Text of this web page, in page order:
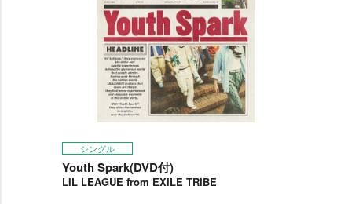
シングル
Youth Spark(DVD付)
LIL LEAGUE from EXILE TRIBE